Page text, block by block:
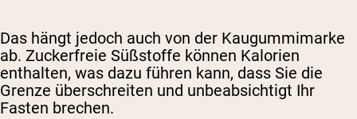
Das hängt jedoch auch von der Kaugummimarke
ab. Zuckerfreie Süßstoffe können Kalorien
enthalten, was dazu führen kann, dass Sie die
Grenze überschreiten und unbeabsichtigt Ihr
Fasten brechen.